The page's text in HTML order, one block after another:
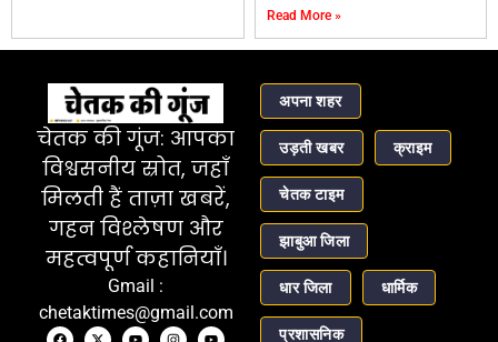
Read More »
चेतक की गूंज: आपका
विश्वसनीय स्रोत, जहाँ
मिलती हैं ताज़ा खबरें,
गहन विश्लेषण और
महत्वपूर्ण कहानियाँ।
Gmail :
chetaktimes@gmail.com
अपना शहर
उड़ती खबर क्राइम
चेतक टाइम
झाबुआ जिला
धार जिला धार्मिक
प्रशासनिक